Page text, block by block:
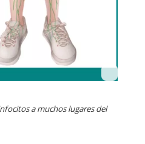
a muchos lugares del